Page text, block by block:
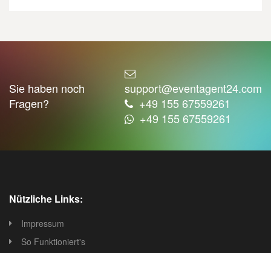
Sie haben noch
Fragen?
support@eventagent24.com
+49 155 67559261
+49 155 67559261
Nützliche Links:
Impressum
So Funktioniert's